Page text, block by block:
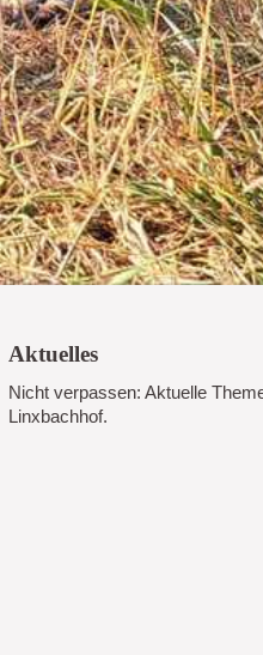
Aktuelles
Nicht verpassen: Aktuelle
Linxbachhof.